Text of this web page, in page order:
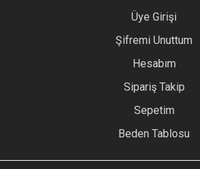
Üye Girişi
Şifremi Unuttum
Hesabım
Sipariş Takip
Sepetim
Beden Tablosu